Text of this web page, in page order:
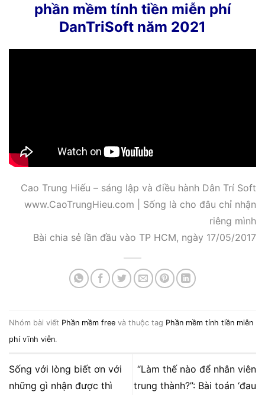
phần mềm tính tiền miễn phí
DanTriSoft năm 2021
Cao Trung Hiếu – sáng lập và điều hành Dân Trí Soft
www.CaoTrungHieu.com | Sống là cho đâu chỉ nhận
riêng mình
Bài chia sẻ lần đầu vào TP HCM, ngày 17/05/2017
Nhóm bài viết Phần mềm free và thuộc tag Phần mềm tính tiền miễn
phí vĩnh viễn.
Sống với lòng biết ơn với
những gì nhận được thì
“Làm thế nào để nhân viên
trung thành?”: Bài toán ‘đau